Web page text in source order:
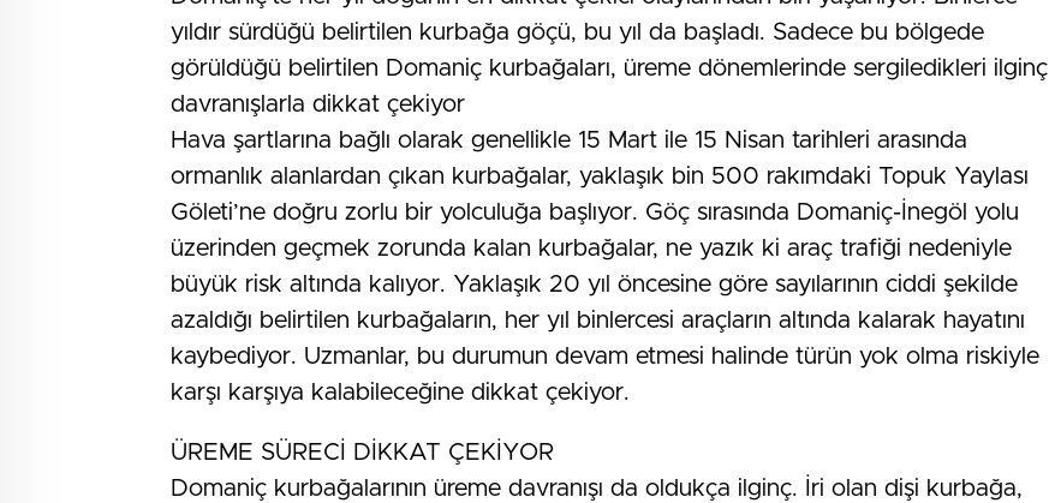
yıldır sürdüğü belirtilen kurbağa göçü, bu yıl da başladı. Sadece bu bölgede
görüldüğü belirtilen Domaniç kurbağaları, üreme dönemlerinde sergiledikleri ilginç
davranışlarla dikkat çekiyor
Hava şartlarına bağlı olarak genellikle 15 Mart ile 15 Nisan tarihleri arasında
ormanlık alanlardan çıkan kurbağalar, yaklaşık bin 500 rakımdaki Topuk Yaylası
Göleti’ne doğru zorlu bir yolculuğa başlıyor. Göç sırasında Domaniç-İnegöl yolu
üzerinden geçmek zorunda kalan kurbağalar, ne yazık ki araç trafiği nedeniyle
büyük risk altında kalıyor. Yaklaşık 20 yıl öncesine göre sayılarının ciddi şekilde
azaldığı belirtilen kurbağaların, her yıl binlercesi araçların altında kalarak hayatını
kaybediyor. Uzmanlar, bu durumun devam etmesi halinde türün yok olma riskiyle
karşı karşıya kalabileceğine dikkat çekiyor.
ÜREME SÜRECİ DİKKAT ÇEKİYOR
Domaniç kurbağalarının üreme davranışı da oldukça ilginç. İri olan dişi kurbağa,